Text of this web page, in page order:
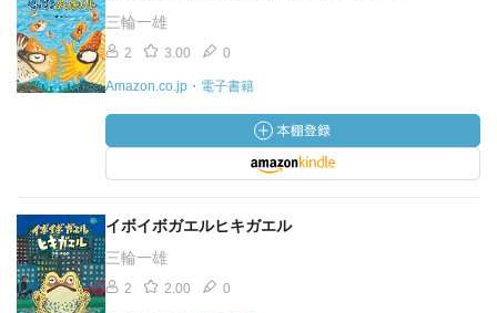
三輪一雄
2 3.00 0
Amazon.co.jp・電子書籍
イボイボガエルヒキガエル
三輪一雄
2 2.00 0